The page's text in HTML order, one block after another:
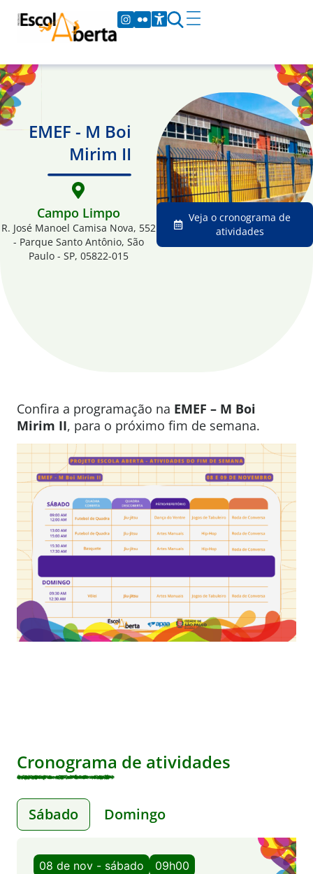
EMEF - M Boi
Mirim II
Campo Limpo
R. José Manoel Camisa Nova, 552
- Parque Santo Antônio, São
Paulo - SP, 05822-015
Veja o cronograma de
atividades
Confira a programação na EMEF – M Boi
Mirim II, para o próximo fim de semana.
Cronograma de atividades
Sábado Domingo
08 de nov - sábado 09h00